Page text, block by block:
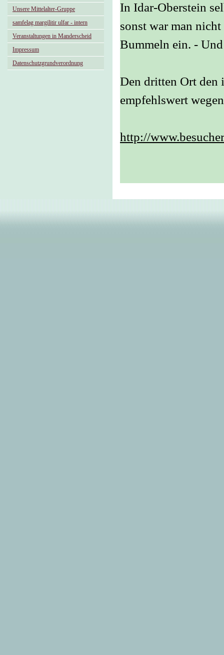
Unsere Mittelalter-Gruppe
samfelag margilitir ulfar - intern
Veranstaltungen in Manderscheid
Impressum
Datenschutzgrundverordnung
In Idar-Oberstein
sonst war man
Bummeln ein. -
Den dritten Ort den
empfehlswert
http://